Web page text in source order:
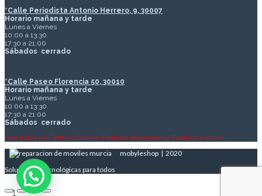
*Calle Periodista Antonio Herrero, 9, 30007
Horario mañana y tarde
Lunes a Viernes
10:00 a 13:30
17:30 a 21:00
Sábados cerrado
*Calle Paseo Florencia 50, 30010
Horario mañana y tarde
Lunes a Viernes
10:00 a 13:30
17:30 a 21:00
Sábados cerrado
Para todos los Centros Cerrado Festivos Nacionales y Festivos Locales
mobyleshop | 2020
Soluciones Tecnológicas para todos
1